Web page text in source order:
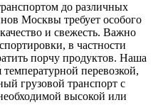
до различных
Москвы требует особого
и свежесть. Важно
в частности
порчу продуктов. Наша
перевозкой,
грузовой транспорт с
высокой или